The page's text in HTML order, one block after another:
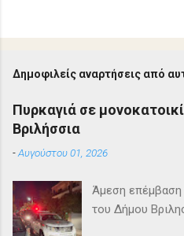
Δημοφιλείς αναρτήσεις από
Πυρκαγιά σε
Βριλήσσια
-Αυγούστου 01, 2026
Άμεση επέμβαση
του Δήμου